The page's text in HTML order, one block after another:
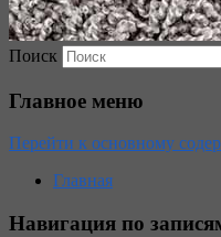
Поиск
Главное меню
Перейти к основному
Главная
Навигация по